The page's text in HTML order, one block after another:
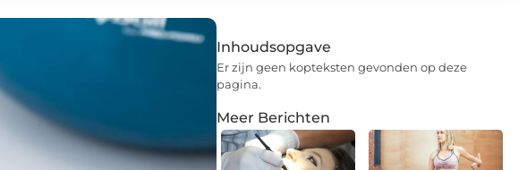
Inhoudsopgave
Er zijn geen kopteksten gevonden op deze
pagina.
Meer Berichten